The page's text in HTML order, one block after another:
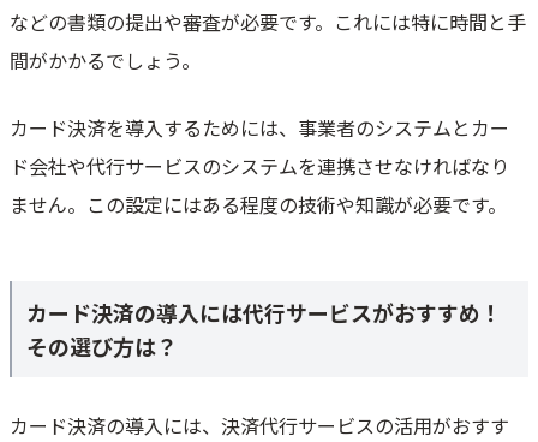
などの書類の提出や審査が必要です。これには特に時間と手
間がかかるでしょう。
カード決済を導入するためには、事業者のシステムとカー
ド会社や代行サービスのシステムを連携させなければなり
ません。この設定にはある程度の技術や知識が必要です。
カード決済の導入には代行サービスがおすすめ！
その選び方は？
カード決済の導入には、決済代行サービスの活用がおすす